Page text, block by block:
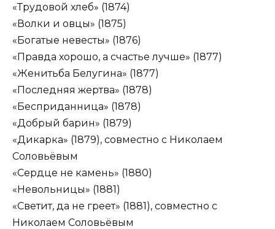
«Трудовой хлеб» (1874)
«Волки и овцы» (1875)
«Богатые невесты» (1876)
«Правда хорошо, а счастье лучше» (1877)
«Женитьба Белугина» (1877)
«Последняя жертва» (1878)
«Бесприданница» (1878)
«Добрый барин» (1879)
«Дикарка» (1879), совместно с Николаем
Соловьёвым
«Сердце не камень» (1880)
«Невольницы» (1881)
«Светит, да не греет» (1881), совместно с
Николаем Соловьёвым